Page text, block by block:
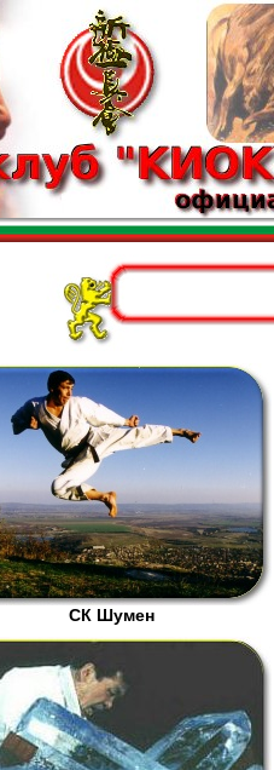
СК Шумен